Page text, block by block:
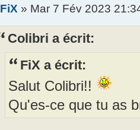
FiX » Mar 7 Fév 2023
Colibri a écrit:
FiX a écrit:
Salut Colibri!!
Qu'es-ce que tu as